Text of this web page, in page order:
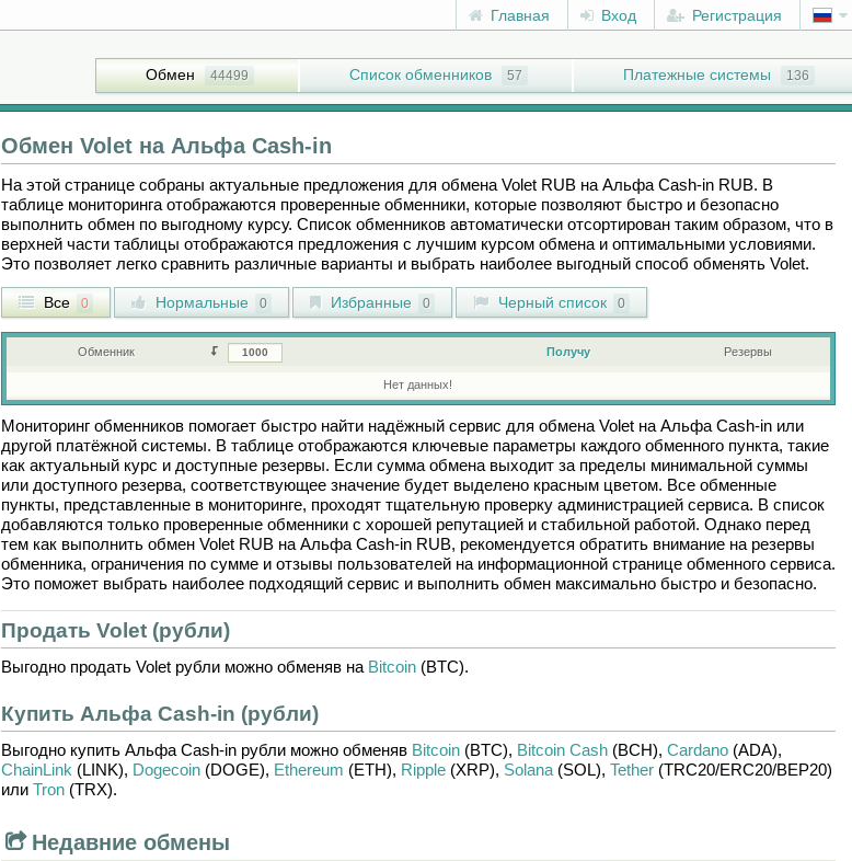
Главная Вход Регистрация
Обмен 44499 Список обменников 57 Платежные системы 136
Обмен Voletна Альфа Cash-in
На этой странице собраны актуальные предложения для обмена Volet RUBна Альфа Cash-in RUB. В
таблице мониторинга отображаются проверенные обменники, которые позволяют быстро и безопасно
выполнить обмен по выгодному курсу. Список обменников автоматически отсортирован таким образом, что в
верхней части таблицы отображаются предложения с лучшим курсом обмена и оптимальными условиями.
Это позволяет легко сравнить различные варианты и выбрать наиболее выгодный способ обменять Volet.
Все 0 Нормальные 0 Избранные 0 Черный список 0
Обменник Получу Резервы
Нет данных!
Мониторинг обменников помогает быстро найти надёжный сервис для обмена Voletна Альфа Cash-inили
другой платёжной системы. В таблице отображаются ключевые параметры каждого обменного пункта, такие
как актуальный курс и доступные резервы. Если сумма обмена выходит за пределы минимальной суммы
или доступного резерва, соответствующее значение будет выделено красным цветом. Все обменные
пункты, представленные в мониторинге, проходят тщательную проверку администрацией сервиса. В список
добавляются только проверенные обменники с хорошей репутацией и стабильной работой. Однако перед
тем как выполнить обмен Volet RUBна Альфа Cash-in RUB, рекомендуется обратить внимание на резервы
обменника, ограничения по сумме и отзывы пользователей на информационной странице обменного сервиса.
Это поможет выбрать наиболее подходящий сервис и выполнить обмен максимально быстро и безопасно.
Продать Volet (рубли)
Выгодно продать Volet рублиможно обменяв на Bitcoin(BTC).
Купить Альфа Cash-in (рубли)
Выгодно купить Альфа Cash-in рублиможно обменяв Bitcoin(BTC), Bitcoin Cash(BCH), Cardano(ADA),
ChainLink (LINK), Dogecoin(DOGE), Ethereum (ETH), Ripple(XRP), Solana(SOL), Tether(TRC20/ERC20/BEP20)
или Tron(TRX).
Недавние обмены